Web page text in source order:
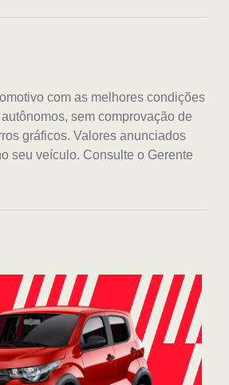
com as melhores condições
sem comprovação de
gráficos. Valores anunciados
seu veículo. Consulte o Gerente